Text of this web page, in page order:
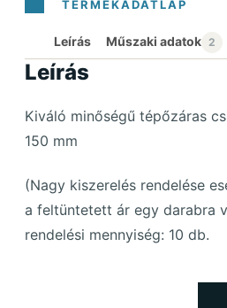
Leírás
Leírás
Kiváló minőségű tépőzáras
150 mm
(Nagy kiszerelés rendelése
a feltüntetett ár egy darabra
rendelési mennyiség: 10 db.